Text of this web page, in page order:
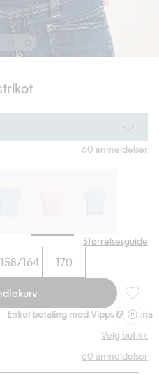
eller flere varer som inngår i tilbudet
er eller blir medlem. Kan ikke
60 anmeldelser
Størrelsesguide
158/164 170
Enkel betaling med Vipps & Klarna
Velg butikk
60 anmeldelser